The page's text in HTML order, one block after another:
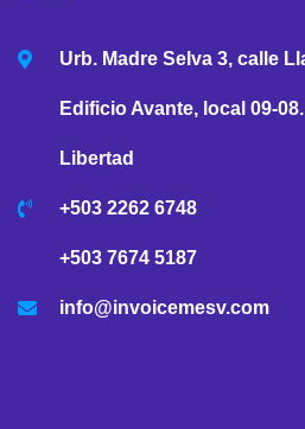
Urb. Madre Selva 3, calle
Edificio Avante, local 09-
Libertad
+503 2262 6748
+503 7674 5187
info@invoicemesv.com